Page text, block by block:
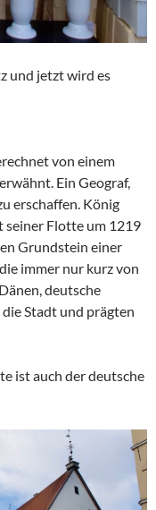
und jetzt wird es
von einem
Ein Geograf,
erschaffen. König
seiner Flotte um 1219
Grundstein einer
immer nur kurz von
deutsche
Stadt und prägten
ist auch der deutsche